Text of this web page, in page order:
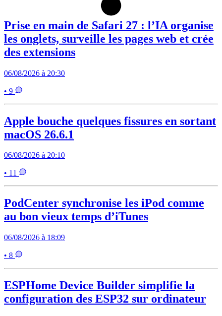
Prise en main de Safari 27 : l’IA organise
les onglets, surveille les pages web et crée
des extensions
06/08/2026 à 20:30
• 9
Apple bouche quelques fissures en sortant
macOS 26.6.1
06/08/2026 à 20:10
• 11
PodCenter synchronise les iPod comme
au bon vieux temps d’iTunes
06/08/2026 à 18:09
• 8
ESPHome Device Builder simplifie la
configuration des ESP32 sur ordinateur